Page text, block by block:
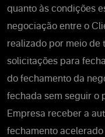
quanto às condições
negociação entre o
realizado por meio de
solicitações para
do fechamento da
fechada sem seguir o
Empresa receber a
fechamento